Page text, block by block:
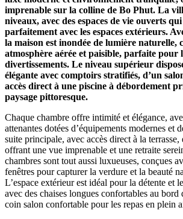
imprenable sur la colline de Bo Phut. La
niveaux, avec des espaces de vie ouverts
parfaitement avec les espaces extérieurs.
la maison est inondée de lumière naturelle,
atmosphère aérée et paisible, parfaite pour
divertissements. Le niveau supérieur
élégante avec comptoirs stratifiés, d’un
accès direct à une piscine à débordement
paysage pittoresque.
Chaque chambre offre intimité et élégance,
attenantes dotées d’équipements modernes et
suite principale, avec accès direct à la
offrant une vue imprenable et une retraite
chambres sont tout aussi luxueuses, conçues
fenêtres pour capturer la verdure et la beauté
L’espace extérieur est idéal pour la détente et
avec des chaises longues confortables au bord
coin salon confortable pour les repas en plein